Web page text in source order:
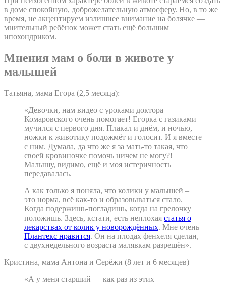
в доме спокойную, доброжелательную атмосферу. Но, в то же
время, не акцентируем излишнее внимание на болячке —
мнительный ребёнок может стать ещё большим
ипохондриком.
Мнения мам о боли в животе у
малышей
Татьяна, мама Егора (2,5 месяца):
«Девочки, нам видео с уроками доктора
Комаровского очень помогает! Егорка с газиками
мучился с первого дня. Плакал и днём, и ночью,
ножки к животику подожмёт и голосит. И я вместе
с ним. Думала, да что же я за мать-то такая, что
своей кровиночке помочь ничем не могу?!
Малышу, видимо, ещё и моя истеричность
передавалась.
А как только я поняла, что колики у малышей –
это норма, всё как-то и образовываться стало.
Когда подержишь-погладишь, когда на грелочку
положишь. Здесь, кстати, есть неплохая статья о
лекарствах от колик у новорождённых. Мне очень
Плантекс нравится. Он на плодах фенхеля сделан,
с двухнедельного возраста малявкам разрешён».
Кристина, мама Антона и Серёжи (8 лет и 6 месяцев)
«А у меня старший — как раз из этих